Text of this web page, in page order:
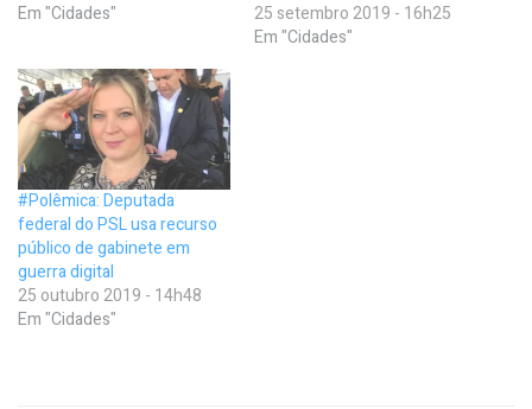
Em "Cidades"
25 setembro 2019 - 16h25
Em "Cidades"
#Polêmica: Deputada
federal do PSL usa recurso
público de gabinete em
guerra digital
25 outubro 2019 - 14h48
Em "Cidades"